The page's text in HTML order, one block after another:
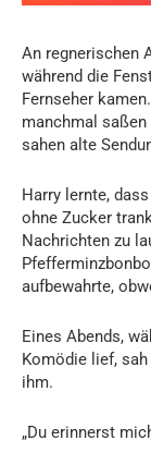
An regnerischen
während die
Fernseher
manchmal saßen
sahen alte
Harry lernte,
ohne Zucker
Nachrichten zu
aufbewahrte,
Eines Abends,
Komödie lief,
ihm.
„Du erinnerst